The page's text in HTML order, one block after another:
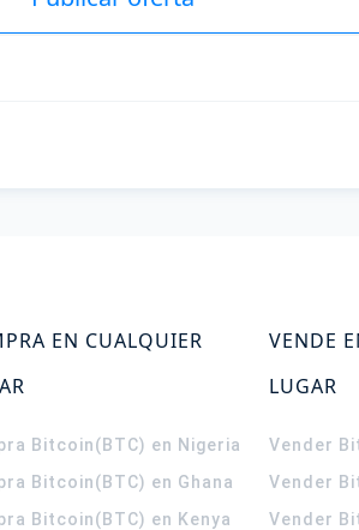
EN CUALQUIER
Bitcoin(BTC) en Nigeria
Bitcoin(BTC) en Ghana
Bitcoin(BTC) en Kenya
VENDE
LUGAR
Vender
Vender
Vender